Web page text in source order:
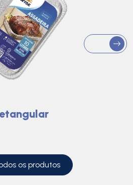
os produtos